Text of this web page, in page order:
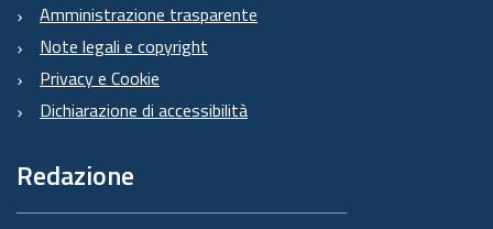
Amministrazione trasparente
Note legali e copyright
Privacy e Cookie
Dichiarazione di accessibilità
Redazione